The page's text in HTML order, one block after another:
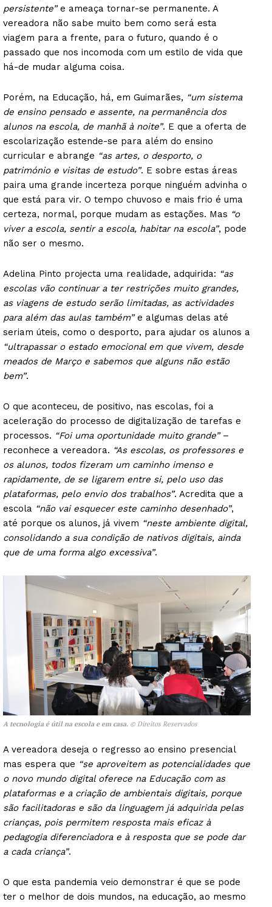
persistente”e ameaça tornar-se permanente. A
vereadora não sabe muito bem como será esta
viagem para a frente, para o futuro, quando é o
passado que nos incomoda com um estilo de vida que
há-de mudar alguma coisa.
Porém, na Educação, há, em Guimarães, “um sistema
de ensino pensado e assente, na permanência dos
alunos na escola, de manhã à noite”. E que a oferta de
escolarização estende-se para além do ensino
curricular e abrange “as artes, o desporto, o
património e visitas de estudo”. E sobre estas áreas
paira uma grande incerteza porque ninguém advinha o
que está para vir. O tempo chuvoso e mais frio é uma
certeza, normal, porque mudam as estações. Mas “o
viver a escola, sentir a escola, habitar na escola”, pode
não ser o mesmo.
Adelina Pinto projecta uma realidade, adquirida: “as
escolas vão continuar a ter restrições muito grandes,
as viagens de estudo serão limitadas, as actividades
para além das aulas também”e algumas delas até
seriam úteis, como o desporto, para ajudar os alunos a
“ultrapassar o estado emocional em que vivem, desde
meados de Março e sabemos que alguns não estão
bem”.
O que aconteceu, de positivo, nas escolas, foi a
aceleração do processo de digitalização de tarefas e
processos. “Foi uma oportunidade muito grande”–
reconhece a vereadora. “As escolas, os professores e
os alunos, todos fizeram um caminho imenso e
rapidamente, de se ligarem entre si, pelo uso das
plataformas, pelo envio dos trabalhos”. Acredita que a
escola “não vai esquecer este caminho desenhado”,
até porque os alunos, já vivem “neste ambiente digital,
consolidando a sua condição de nativos digitais, ainda
que de uma forma algo excessiva”.
A tecnologia é útil na escola e em casa. © Direitos Reservados
A vereadora deseja o regresso ao ensino presencial
mas espera que “se aproveitem as potencialidades que
o novo mundo digital oferece na Educação com as
plataformas e a criação de ambientais digitais, porque
são facilitadoras e são da linguagem já adquirida pelas
crianças, pois permitem resposta mais eficaz à
pedagogia diferenciadora e à resposta que se pode dar
a cada criança”.
O que esta pandemia veio demonstrar é que se pode
ter o melhor de dois mundos, na educação, ao mesmo